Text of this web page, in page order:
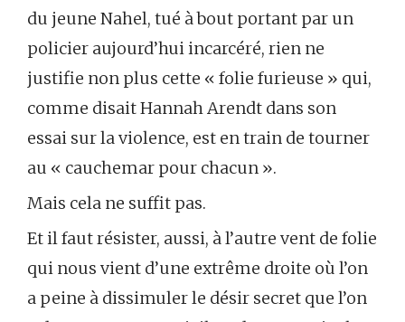
du jeune Nahel, tué à bout portant par un
policier aujourd’hui incarcéré, rien ne
justifie non plus cette « folie furieuse » qui,
comme disait Hannah Arendt dans son
essai sur la violence, est en train de tourner
au « cauchemar pour chacun ».
Mais cela ne suffit pas.
Et il faut résister, aussi, à l’autre vent de folie
qui nous vient d’une extrême droite où l’on
a peine à dissimuler le désir secret que l’on